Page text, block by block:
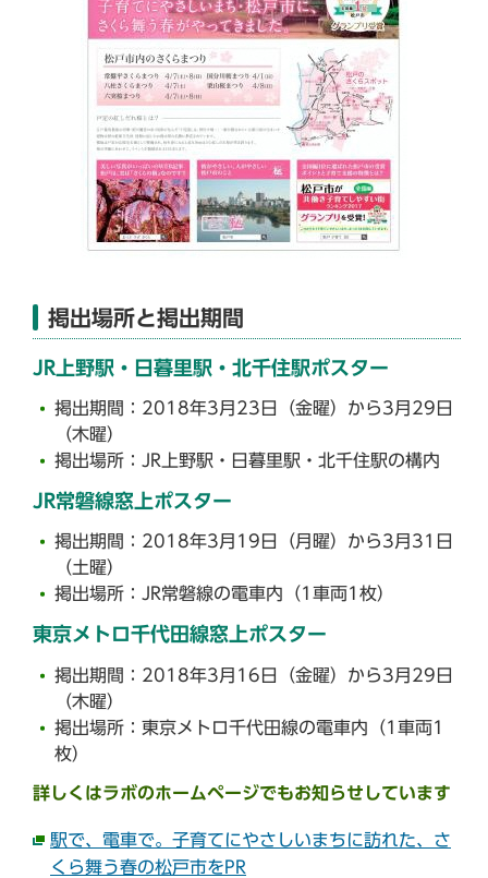
掲出場所と掲出期間
JR上野駅・日暮里駅・北千住駅ポスター
掲出期間：2018年3月23日（金曜）から3月29日
（木曜）
掲出場所：JR上野駅・日暮里駅・北千住駅の構内
JR常磐線窓上ポスター
掲出期間：2018年3月19日（月曜）から3月31日
（土曜）
掲出場所：JR常磐線の電車内（1車両1枚）
東京メトロ千代田線窓上ポスター
掲出期間：2018年3月16日（金曜）から3月29日
（木曜）
掲出場所：東京メトロ千代田線の電車内（1車両1
枚）
詳しくはラボのホームページでもお知らせしています
駅で、電車で。子育てにやさしいまちに訪れた、さ
くら舞う春の松戸市をPR